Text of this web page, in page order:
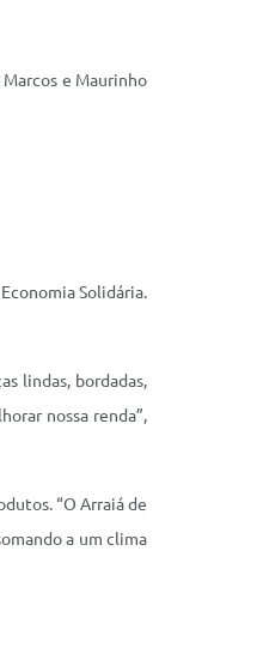
e Maurinho
Solidária.
lindas, bordadas,
nossa renda”,
“O Arraiá de
a um clima